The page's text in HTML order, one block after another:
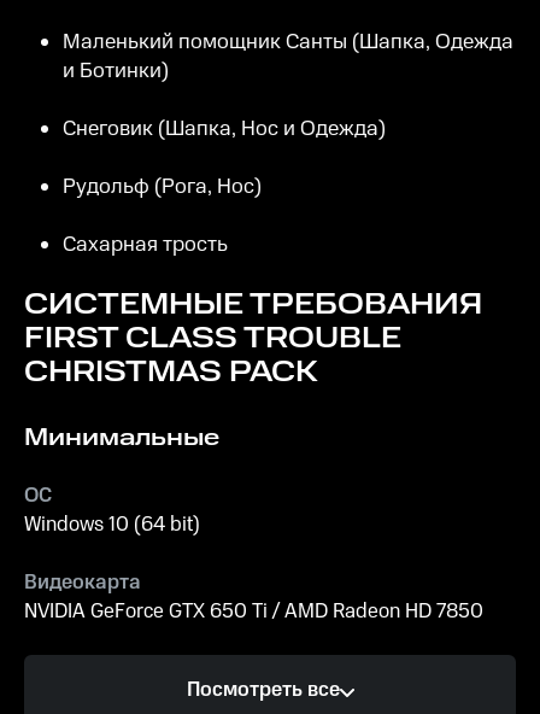
Маленький помощник Санты (Шапка, Одежда
и Ботинки)
Снеговик (Шапка, Нос и Одежда)
Рудольф (Рога, Нос)
Сахарная трость
СИСТЕМНЫЕ ТРЕБОВАНИЯ
FIRST CLASS TROUBLE
CHRISTMAS PACK
Минимальные
ОС
Windows 10 (64 bit)
Видеокарта
NVIDIA GeForce GTX 650 Ti / AMD Radeon HD 7850
Intel Core i3 / AMD Ryzen 3Посмотреть все